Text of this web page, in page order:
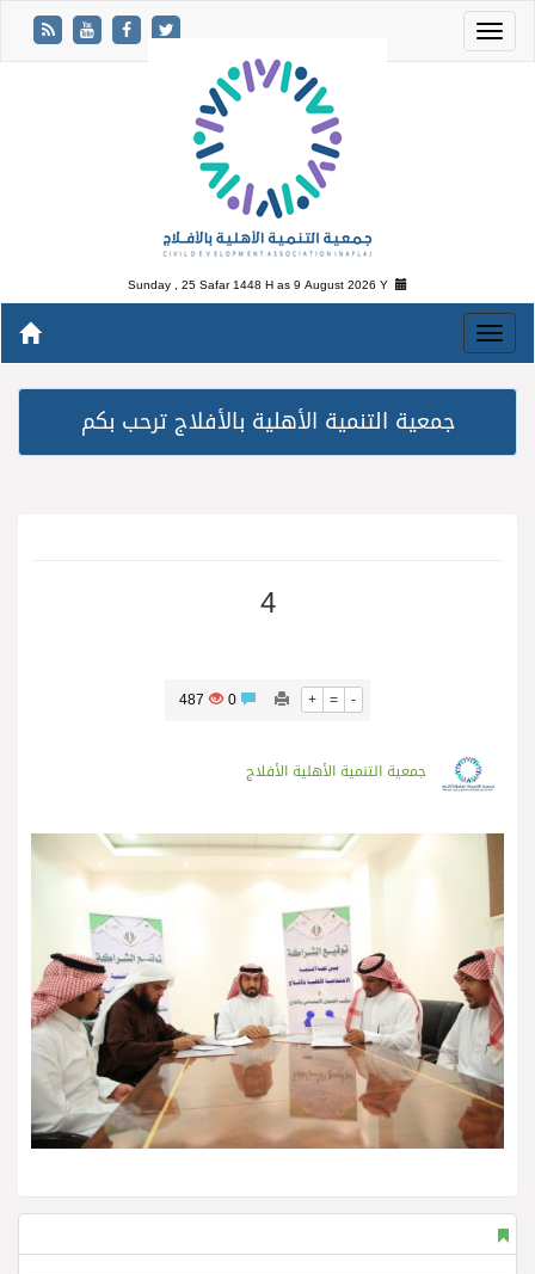
Sunday , 25 Safar 1448 H as9 August 2026 Y
جمعية التنمية الأهلية بالأفلاج ترحب بكم
4
+ = -
487
جمعية التنمية الأهلية الأفلاج